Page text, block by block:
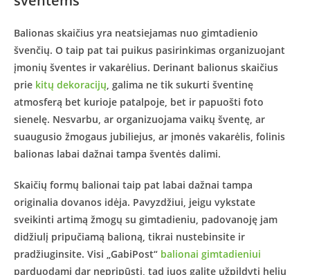
Balionas skaičius yra neatsiejamas nuo gimtadienio
švenčių. O taip pat tai puikus pasirinkimas organizuojant
įmonių šventes ir vakarėlius. Derinant balionus skaičius
prie kitų dekoracijų, galima ne tik sukurti šventinę
atmosferą bet kurioje patalpoje, bet ir papuošti foto
sienelę. Nesvarbu, ar organizuojama vaikų šventę, ar
suaugusio žmogaus jubiliejus, ar įmonės vakarėlis, folinis
balionas labai dažnai tampa šventės dalimi.
Skaičių formų balionai taip pat labai dažnai tampa
originalia dovanos idėja. Pavyzdžiui, jeigu vykstate
sveikinti artimą žmogų su gimtadieniu, padovanoję jam
didžiulį pripučiamą balioną, tikrai nustebinsite ir
pradžiuginsite. Visi „GabiPost“ balionai gimtadieniui
parduodami dar nepripūsti, tad juos galite užpildyti heliu